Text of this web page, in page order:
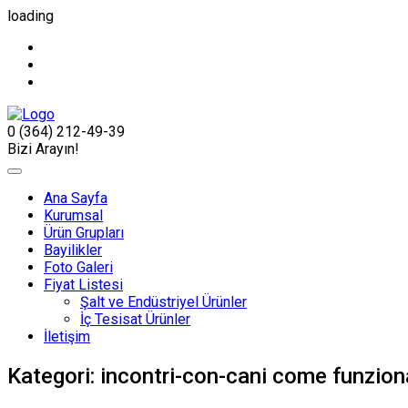
loading
0 (364) 212-49-39
Bizi Arayın!
Ana Sayfa
Kurumsal
Ürün Grupları
Bayilikler
Foto Galeri
Fiyat Listesi
Şalt ve Endüstriyel Ürünler
İç Tesisat Ürünler
İletişim
Kategori: incontri-con-cani come